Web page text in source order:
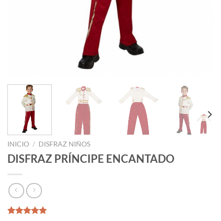
INICIO / DISFRAZ NIÑOS
DISFRAZ PRÍNCIPE ENCANTADO